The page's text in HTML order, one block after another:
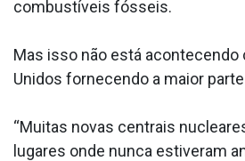
combustíveis fósseis.
Mas isso não está acontecendo
Unidos fornecendo a maior
“Muitas novas centrais
lugares onde nunca estiveram